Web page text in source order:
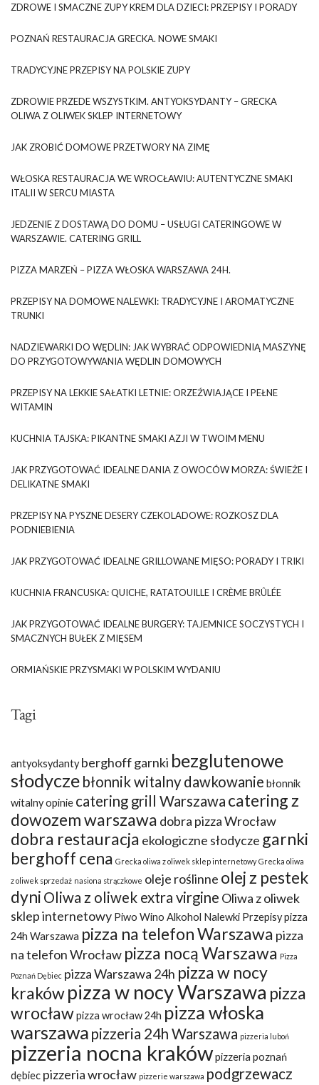
ZDROWE I SMACZNE ZUPY KREM DLA DZIECI: PRZEPISY I PORADY
POZNAŃ RESTAURACJA GRECKA. NOWE SMAKI
TRADYCYJNE PRZEPISY NA POLSKIE ZUPY
ZDROWIE PRZEDE WSZYSTKIM. ANTYOKSYDANTY – GRECKA
OLIWA Z OLIWEK SKLEP INTERNETOWY
JAK ZROBIĆ DOMOWE PRZETWORY NA ZIMĘ
WŁOSKA RESTAURACJA WE WROCŁAWIU: AUTENTYCZNE SMAKI
ITALII W SERCU MIASTA
JEDZENIE Z DOSTAWĄ DO DOMU – USŁUGI CATERINGOWE W
WARSZAWIE. CATERING GRILL
PIZZA MARZEŃ – PIZZA WŁOSKA WARSZAWA 24H.
PRZEPISY NA DOMOWE NALEWKI: TRADYCYJNE I AROMATYCZNE
TRUNKI
NADZIEWARKI DO WĘDLIN: JAK WYBRAĆ ODPOWIEDNIĄ MASZYNĘ
DO PRZYGOTOWYWANIA WĘDLIN DOMOWYCH
PRZEPISY NA LEKKIE SAŁATKI LETNIE: ORZEŹWIAJĄCE I PEŁNE
WITAMIN
KUCHNIA TAJSKA: PIKANTNE SMAKI AZJI W TWOIM MENU
JAK PRZYGOTOWAĆ IDEALNE DANIA Z OWOCÓW MORZA: ŚWIEŻE I
DELIKATNE SMAKI
PRZEPISY NA PYSZNE DESERY CZEKOLADOWE: ROZKOSZ DLA
PODNIEBIENIA
JAK PRZYGOTOWAĆ IDEALNE GRILLOWANE MIĘSO: PORADY I TRIKI
KUCHNIA FRANCUSKA: QUICHE, RATATOUILLE I CRÈME BRÛLÉE
JAK PRZYGOTOWAĆ IDEALNE BURGERY: TAJEMNICE SOCZYSTYCH I
SMACZNYCH BUŁEK Z MIĘSEM
ORMIAŃSKIE PRZYSMAKI W POLSKIM WYDANIU
Tagi
antyoksydanty berghoff garnki bezglutenowe
słodycze błonnik witalny dawkowanie błonnik
witalny opinie catering grill Warszawa catering z
dowozem warszawa dobra pizza Wrocław
dobra restauracja ekologiczne słodycze garnki
berghoff cena Grecka oliwa z oliwek sklep internetowy Grecka oliwa
z oliwek sprzedaż nasiona strączkowe oleje roślinne olej z pestek
dyni Oliwa z oliwek extra virgine Oliwa z oliwek
sklep internetowy Piwo Wino Alkohol Nalewki Przepisypizza
24h Warszawa pizza na telefon Warszawa pizza
na telefon Wrocław pizza nocą Warszawa Pizza
Poznań Dębiec pizza Warszawa 24h pizza w nocy
krakówpizza w nocy Warszawa pizza
wrocławpizza wrocław 24h pizza włoska
warszawa pizzeria 24h Warszawa pizzeria luboń
pizzeria nocna krakówpizzeria poznań
dębiec pizzeria wrocław pizzerie warszawa podgrzewacz